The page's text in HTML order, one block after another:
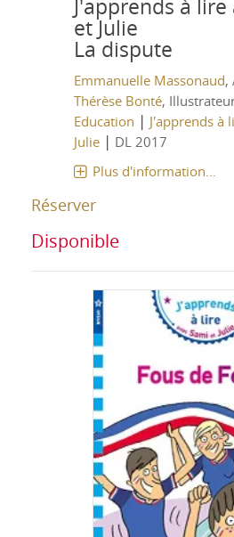
J'apprends à lire
et Julie
La dispute
Emmanuelle Massonaud,
Thérèse Bonté,
Education | J'apprends à
Julie| DL 2017
Plus d'information...
Réserver
Disponible